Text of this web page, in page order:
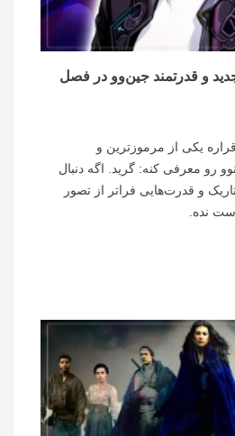
و قدرتمند جین‌وو در فصل
یکی از مرموزترین و
رو معرفی کنه: گرید. اگه دنبال
و قدرت‌هایی فراتر از تصور
نده.